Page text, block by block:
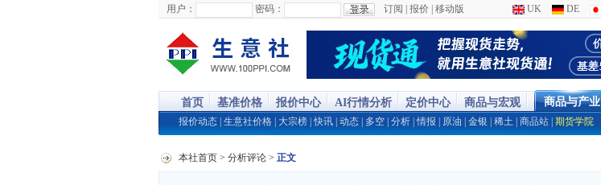
用户： 密码： 订阅 报价 移动版 UK DE
首页 基准价格 报价中心 AI行情分析 定价中心 商品与宏观 商品与产业
报价动态 生意社价格 大宗榜 |快讯 动态 多空 分析 |情报 原油 金银 稀土 商品站 期货学院
本社首页 > 分析评论 > 正文